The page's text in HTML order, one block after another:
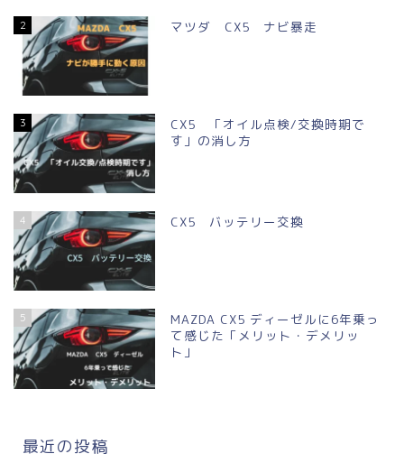
2 マツダ CX5 ナビ暴走
3
CX5 「オイル点検/交換時期で
す」の消し方
4 CX5 バッテリー交換
5
MAZDA CX5 ディーゼルに6年乗っ
て感じた「メリット・デメリッ
ト」
最近の投稿